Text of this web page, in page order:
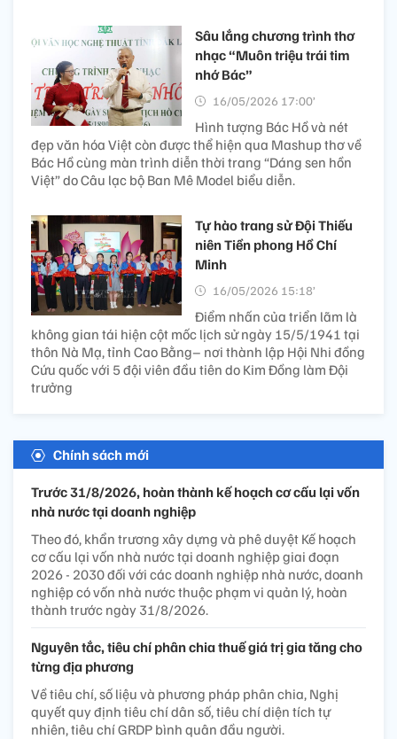
Sâu lắng chương trình thơ
nhạc “Muôn triệu trái tim
nhớ Bác”
16/05/2026 17:00’
Hình tượng Bác Hồ và nét
đẹp văn hóa Việt còn được thể hiện qua Mashup thơ về
Bác Hồ cùng màn trình diễn thời trang “Dáng sen hồn
Việt” do Câu lạc bộ Ban Mê Model biểu diễn.
Tự hào trang sử Đội Thiếu
niên Tiền phong Hồ Chí
Minh
16/05/2026 15:18’
Điểm nhấn của triển lãm là
không gian tái hiện cột mốc lịch sử ngày 15/5/1941 tại
thôn Nà Mạ, tỉnh Cao Bằng– nơi thành lập Hội Nhi đồng
Cứu quốc với 5 đội viên đầu tiên do Kim Đồng làm Đội
trưởng
Chính sách mới
Trước 31/8/2026, hoàn thành kế hoạch cơ cấu lại vốn
nhà nước tại doanh nghiệp
Theo đó, khẩn trương xây dựng và phê duyệt Kế hoạch
cơ cấu lại vốn nhà nước tại doanh nghiệp giai đoạn
2026 - 2030 đối với các doanh nghiệp nhà nước, doanh
nghiệp có vốn nhà nước thuộc phạm vi quản lý, hoàn
thành trước ngày 31/8/2026.
Nguyên tắc, tiêu chí phân chia thuế giá trị gia tăng cho
từng địa phương
Về tiêu chí, số liệu và phương pháp phân chia, Nghị
quyết quy định tiêu chí dân số, tiêu chí diện tích tự
nhiên, tiêu chí GRDP bình quân đầu người.